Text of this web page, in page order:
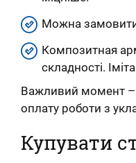
Можна замовити
Композитная
складності.
Важливий момент –
оплату роботи з
Купувати